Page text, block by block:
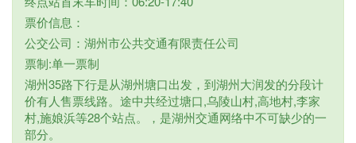
票价信息：
公交公司：湖州市公共交通有限责任公司
票制:单一票制
湖州35路下行是从湖州塘口出发，到湖州大润发的分段计
价有人售票线路。途中共经过塘口,乌陵山村,高地村,李家
村,施娘浜等28个站点。，是湖州交通网络中不可缺少的一
部分。